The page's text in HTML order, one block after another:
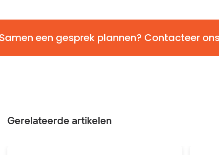
een gesprek plannen? Contacteer
Gerelateerde artikelen